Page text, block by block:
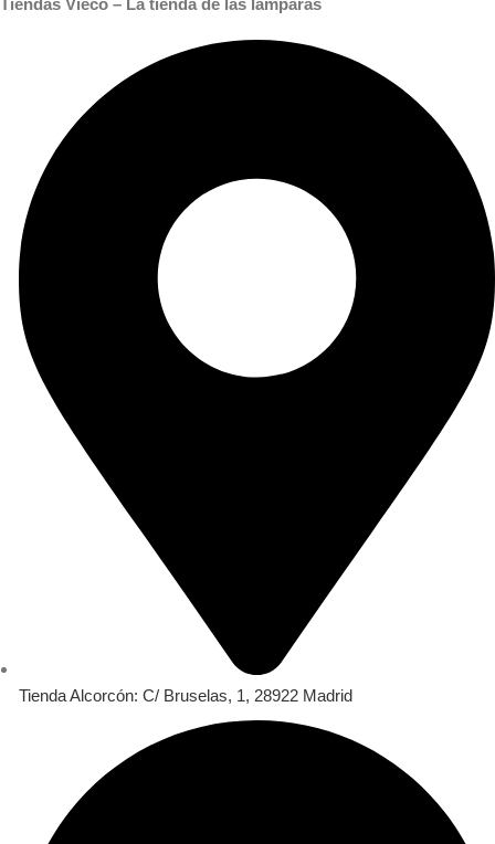
Tiendas Vieco – La tienda de las lámparas
Tienda Alcorcón: C/ Bruselas, 1, 28922 Madrid